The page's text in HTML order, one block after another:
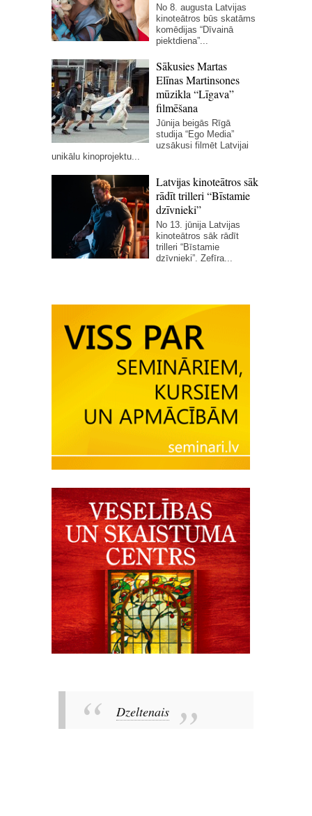
No 8. augusta Latvijas
kinoteātros būs skatāms
komēdijas “Dīvainā
piektdiena”...
Sākusies Martas
Elīnas Martinsones
mūzikla “Līgava”
filmēšana
Jūnija beigās Rīgā
studija “Ego Media”
uzsākusi filmēt Latvijai
unikālu kinoprojektu...
Latvijas kinoteātros sāk
rādīt trilleri “Bīstamie
dzīvnieki”
No 13. jūnija Latvijas
kinoteātros sāk rādīt
trilleri “Bīstamie
dzīvnieki”. Zefīra...
Dzeltenais